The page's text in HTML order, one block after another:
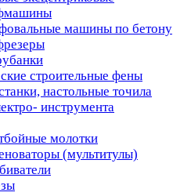
машины по бетону
строительные фены
настольные точила
инструмента
молотки
(мультитулы)